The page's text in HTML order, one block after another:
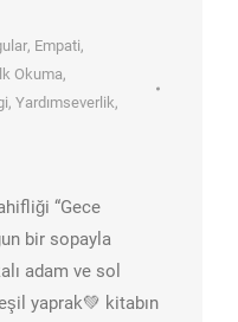
, Empati,
İlk Okuma,
, Yardımseverlik,
“Gece
bir sopayla
adam ve sol
yaprak💚 kitabın